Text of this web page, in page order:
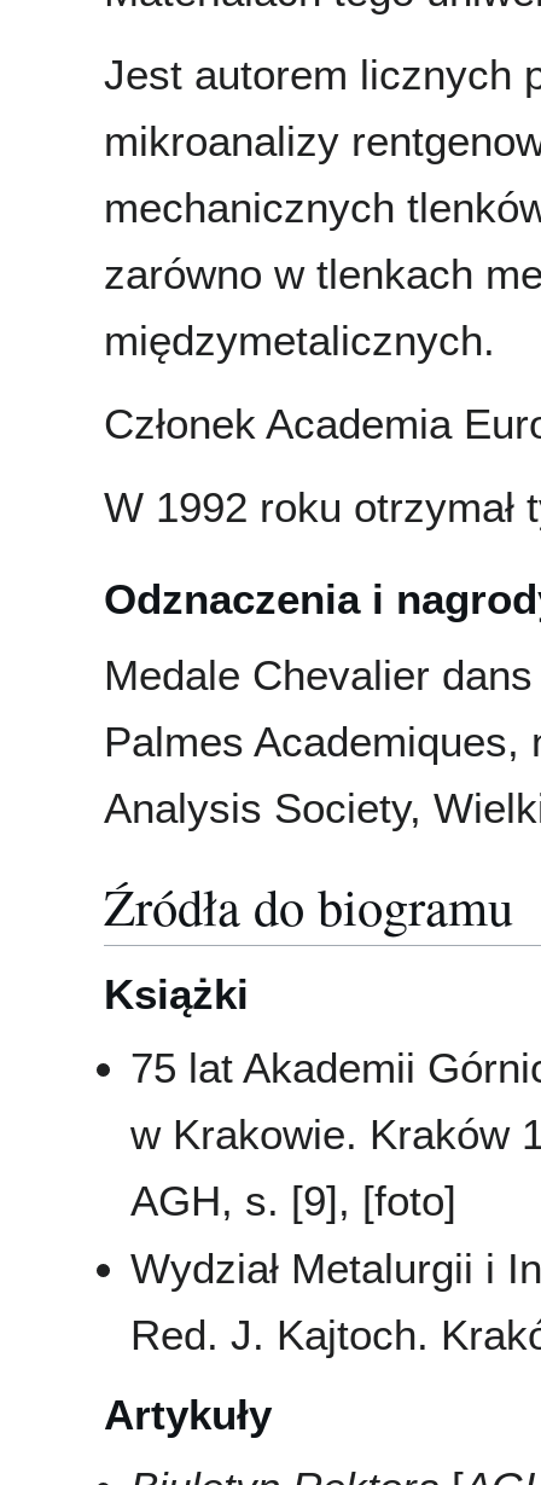
Jest autorem licznych
mikroanalizy
mechanicznych
zarówno w tlenkach
międzymetalicznych.
Członek Academia
W 1992 roku otrzymał
Odznaczenia i
Medale Chevalier
Palmes Academiques,
Analysis Society,
Źródła do biogramu
Książki
75 lat Akademii
w Krakowie. Kraków
AGH, s. [9], [foto]
Wydział Metalurgii i
Red. J. Kajtoch.
Artykuły